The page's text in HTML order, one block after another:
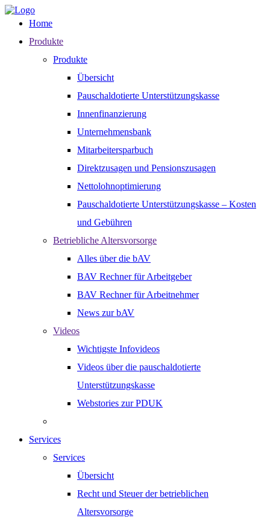
Home
Produkte
Produkte
Übersicht
Pauschaldotierte Unterstützungskasse
Innenfinanzierung
Unternehmensbank
Mitarbeitersparbuch
Direktzusagen und Pensionszusagen
Nettolohnoptimierung
Pauschaldotierte Unterstützungskasse – Kosten
und Gebühren
Betriebliche Altersvorsorge
Alles über die bAV
BAV Rechner für Arbeitgeber
BAV Rechner für Arbeitnehmer
News zur bAV
Videos
Wichtigste Infovideos
Videos über die pauschaldotierte
Unterstützungskasse
Webstories zur PDUK
Services
Services
Übersicht
Recht und Steuer der betrieblichen
Altersvorsorge